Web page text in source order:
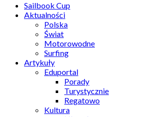
Sailbook Cup
Aktualności
Polska
Świat
Motorowodne
Surfing
Artykuły
Eduportal
Porady
Turystycznie
Regatowo
Kultura